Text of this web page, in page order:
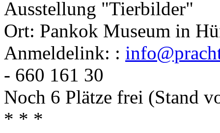
Ausstellung "Tierbilder"
Ort: Pankok Museum in
Anmeldelink: :
- 660 161 30
Noch 6 Plätze frei (Stand
* * *